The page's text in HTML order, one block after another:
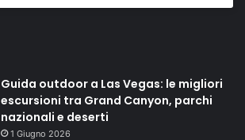
Guida outdoor a Las Vegas: le migliori
escursioni tra Grand Canyon, parchi
nazionali e deserti
1 Giugno 2026